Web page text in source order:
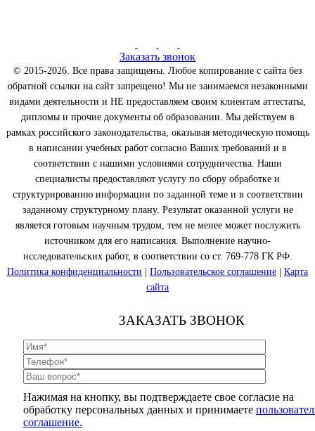
Заказать звонок
© 2015-2026. Все права защищены. Любое копирование с сайта без
обратной ссылки на сайт запрещено! Мы не занимаемся незаконными
видами деятельности и НЕ предоставляем своим клиентам аттестаты,
дипломы и прочие документы об образовании. Мы действуем в
рамках российского законодательства, оказывая методическую помощь
в написании учебных работ согласно Ваших требований и в
соответствии с нашими условиями сотрудничества. Наши
специалисты предоставляют услугу по сбору обработке и
структурированию информации по заданной теме и в соответствии
заданному структурному плану. Результат оказанной услуги не
является готовым научным трудом, тем не менее может послужить
источником для его написания. Выполнение научно-
исследовательских работ, в соответствии со ст. 769-778 ГК РФ.
Политика конфиденциальности
Пользовательское соглашение
Карта
сайта
ЗАКАЗАТЬ ЗВОНОК
Нажимая на кнопку, вы подтверждаете свое согласие на
обработку персональных данных и принимаете
соглашение.